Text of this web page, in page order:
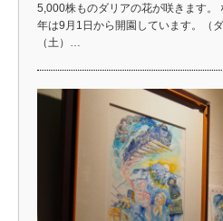
5,000株ものダリアの花が咲きます。
年は9月1日から開園しています。（
（土）…